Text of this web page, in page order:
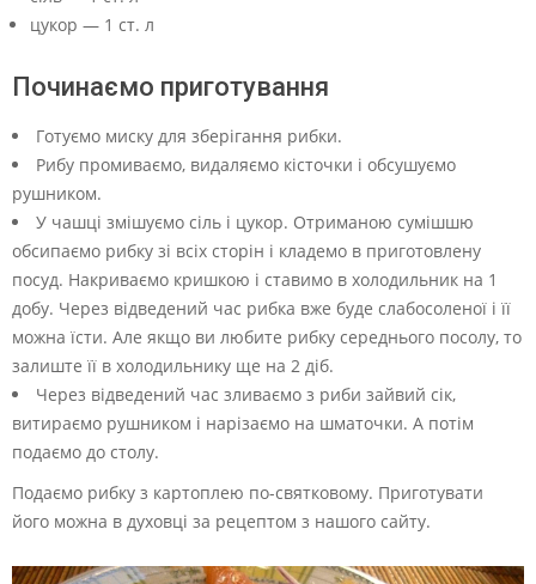
цукор — 1 ст. л
Починаємо приготування
Готуємо миску для зберігання рибки.
Рибу промиваємо, видаляємо кісточки і обсушуємо
рушником.
У чашці змішуємо сіль і цукор. Отриманою сумішшю
обсипаємо рибку зі всіх сторін і кладемо в приготовлену
посуд. Накриваємо кришкою і ставимо в холодильник на 1
добу. Через відведений час рибка вже буде слабосоленої і її
можна їсти. Але якщо ви любите рибку середнього посолу, то
залиште її в холодильнику ще на 2 діб.
Через відведений час зливаємо з риби зайвий сік,
витираємо рушником і нарізаємо на шматочки. А потім
подаємо до столу.
Подаємо рибку з картоплею по-святковому. Приготувати
його можна в духовці за рецептом з нашого сайту.